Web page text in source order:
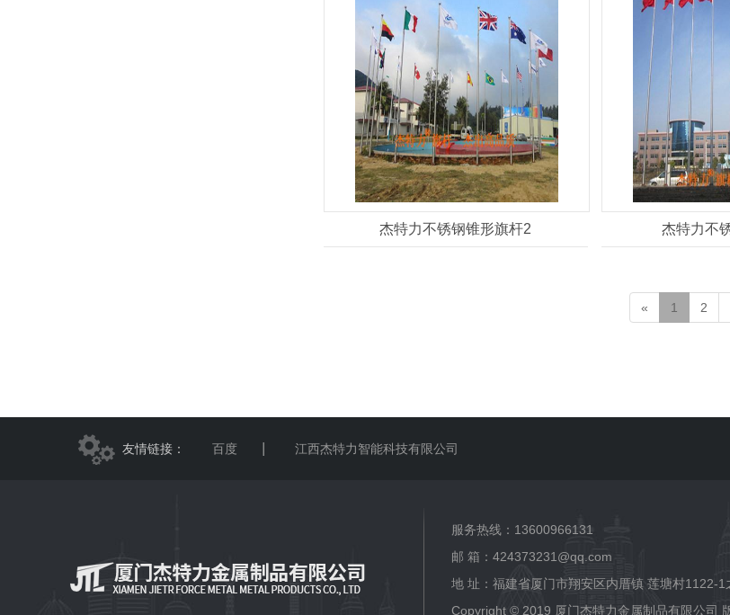
杰特力不锈钢锥形旗杆2 杰特力不
« 1 2
友情链接： 百度 江西杰特力智能科技有限公司
服务热线：13600966131
邮 箱：424373231@qq.com
地 址：福建省厦门市翔安区内厝镇 莲塘村1122-1
Copyright © 2019 厦门杰特力金属制品有限公司